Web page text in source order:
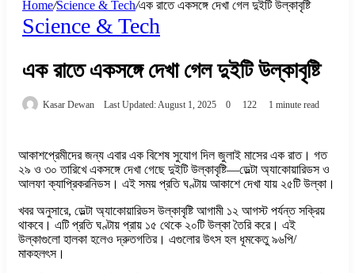
Home/Science & Tech/এক রাতে একসঙ্গে দেখা গেল দুইটি উল্কাবৃষ্টি
Science & Tech
এক রাতে একসঙ্গে দেখা গেল দুইটি উল্কাবৃষ্টি
Kasar Dewan Last Updated: August 1, 2025 0 122 1 minute read
আকাশপ্রেমীদের জন্য এবার এক বিশেষ সুযোগ দিল জুলাই মাসের এক রাত। গত
২৯ ও ৩০ তারিখে একসঙ্গে দেখা গেছে দুইটি উল্কাবৃষ্টি—ডেল্টা অ্যাকোয়ারিডস ও
আলফা ক্যাপ্রিকরনিডস। এই সময় প্রতি ঘণ্টায় আকাশে দেখা যায় ২৫টি উল্কা।
খবর অনুসারে, ডেল্টা অ্যাকোয়ারিডস উল্কাবৃষ্টি আগামী ১২ আগস্ট পর্যন্ত সক্রিয়
থাকবে। এটি প্রতি ঘণ্টায় প্রায় ১৫ থেকে ২০টি উল্কা তৈরি করে। এই
উল্কাগুলো হালকা হলেও দ্রুতগতির। এগুলোর উৎস হল ধূমকেতু ৯৬পি/
মাকহলৎস।